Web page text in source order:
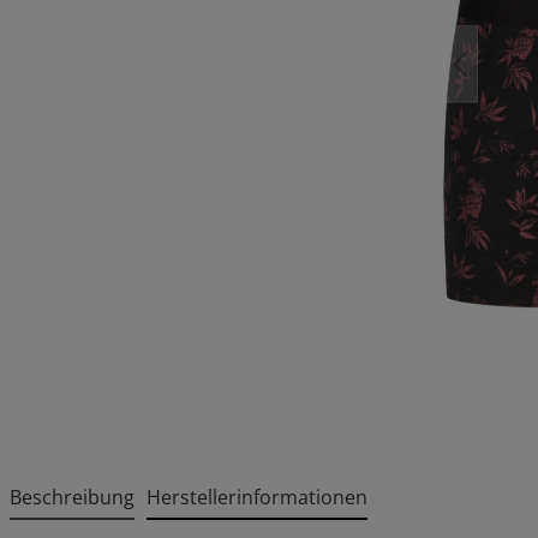
Beschreibung Herstellerinformationen